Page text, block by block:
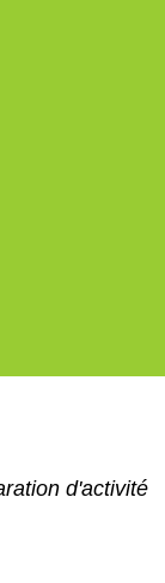
d'activité